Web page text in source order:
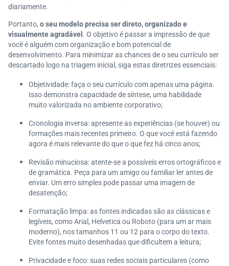
diariamente.
Portanto, o seu modelo precisa ser direto, organizado e
visualmente agradável . O objetivo é passar a impressão de que
você é alguém com organização e bom potencial de
desenvolvimento. Para minimizar as chances de o seu currículo ser
descartado logo na triagem inicial, siga estas diretrizes essenciais:
Objetividade: faça o seu currículo com apenas uma página.
Isso demonstra capacidade de síntese, uma habilidade
muito valorizada no ambiente corporativo;
Cronologia inversa: apresente as experiências (se houver) ou
formações mais recentes primeiro. O que você está fazendo
agora é mais relevante do que o que fez há cinco anos;
Revisão minuciosa: atente-se a possíveis erros ortográficos e
de gramática. Peça para um amigo ou familiar ler antes de
enviar. Um erro simples pode passar uma imagem de
desatenção;
Formatação limpa: as fontes indicadas são as clássicas e
legíveis, como Arial, Helvetica ou Roboto (para um ar mais
moderno), nos tamanhos 11 ou 12 para o corpo do texto.
Evite fontes muito desenhadas que dificultem a leitura;
Privacidade e foco: suas redes sociais particulares (como